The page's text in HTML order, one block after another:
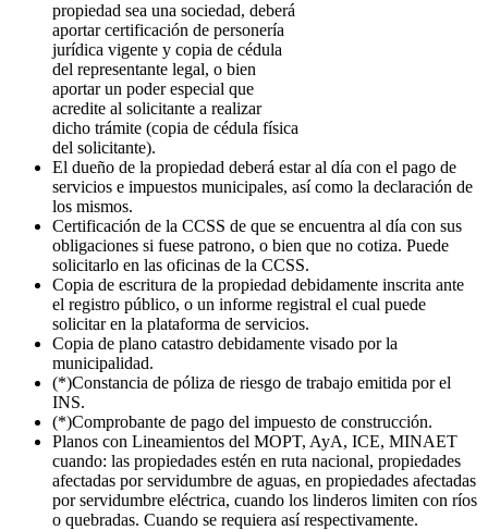
propiedad sea una sociedad, deberá
aportar certificación de personería
jurídica vigente y copia de cédula
del representante legal, o bien
aportar un poder especial que
acredite al solicitante a realizar
dicho trámite (copia de cédula física
del solicitante).
El dueño de la propiedad deberá estar al día con el pago de
servicios e impuestos municipales, así como la declaración de
los mismos.
Certificación de la CCSS de que se encuentra al día con sus
obligaciones si fuese patrono, o bien que no cotiza. Puede
solicitarlo en las oficinas de la CCSS.
Copia de escritura de la propiedad debidamente inscrita ante
el registro público, o un informe registral el cual puede
solicitar en la plataforma de servicios.
Copia de plano catastro debidamente visado por la
municipalidad.
(*)Constancia de póliza de riesgo de trabajo emitida por el
INS.
(*)Comprobante de pago del impuesto de construcción.
Planos con Lineamientos del MOPT, AyA, ICE, MINAET
cuando: las propiedades estén en ruta nacional, propiedades
afectadas por servidumbre de aguas, en propiedades afectadas
por servidumbre eléctrica, cuando los linderos limiten con ríos
o quebradas. Cuando se requiera así respectivamente.